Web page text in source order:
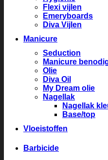
Flexi vijlen
Emeryboards
Diva Vijlen
Manicure
Seduction
Manicure
Olie
Diva Oil
My Dream olie
Nagellak
Nagellak
Base/top
Vloeistoffen
Barbicide